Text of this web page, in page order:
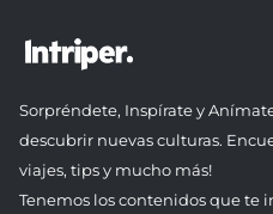
Sorpréndete, Inspírate y
descubrir nuevas culturas.
viajes, tips y mucho más!
Tenemos los contenidos que te